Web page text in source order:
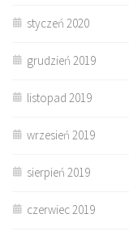
styczeń 2020
grudzień 2019
listopad 2019
wrzesień 2019
sierpień 2019
czerwiec 2019